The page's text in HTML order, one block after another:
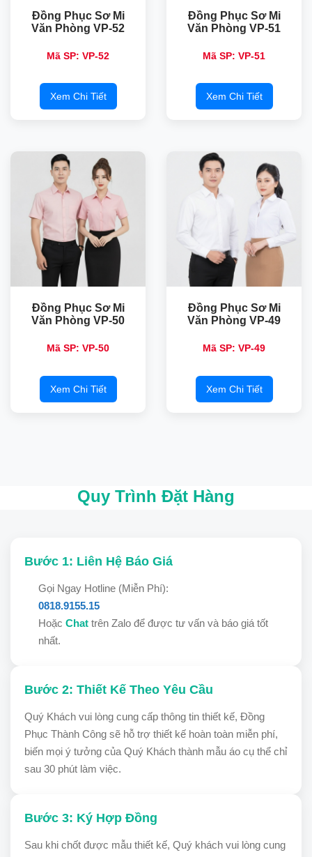
Đồng Phục Sơ Mi
Văn Phòng VP-52
Mã SP: VP-52
Xem Chi Tiết
Đồng Phục Sơ Mi
Văn Phòng VP-51
Mã SP: VP-51
Xem Chi Tiết
Đồng Phục Sơ Mi
Văn Phòng VP-50
Mã SP: VP-50
Xem Chi Tiết
Đồng Phục Sơ Mi
Văn Phòng VP-49
Mã SP: VP-49
Xem Chi Tiết
Quy Trình Đặt Hàng
Bước 1: Liên Hệ Báo Giá
Gọi Ngay Hotline (Miễn Phí):
0818.9155.15
Hoặc Chat trên Zalo để được tư vấn và báo giá tốt
nhất.
Bước 2: Thiết Kế Theo Yêu Cầu
Quý Khách vui lòng cung cấp thông tin thiết kế, Đồng
Phục Thành Công sẽ hỗ trợ thiết kế hoàn toàn miễn phí,
biến mọi ý tưởng của Quý Khách thành mẫu áo cụ thể chỉ
sau 30 phút làm việc.
Bước 3: Ký Hợp Đồng
Sau khi chốt được mẫu thiết kế, Quý khách vui lòng cung